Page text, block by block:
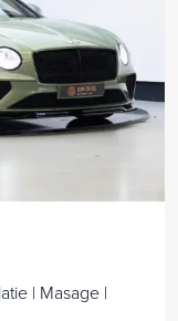
| Masage |